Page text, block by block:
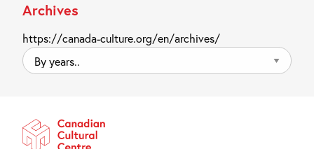
Archives
https://canada-culture.org/en/archives/
By
years..